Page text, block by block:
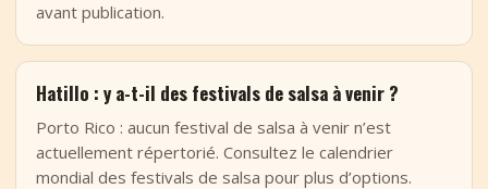
avant publication.
Hatillo : y a-t-il des festivals de salsa à venir ?
Porto Rico : aucun festival de salsa à venir n’est
actuellement répertorié. Consultez le calendrier
mondial des festivals de salsa pour plus d’options.